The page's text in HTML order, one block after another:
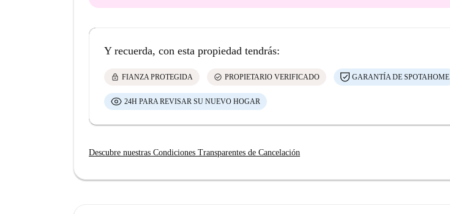
Y recuerda, con esta propiedad tendrás:
lock FIANZA PROTEGIDA check_circle PROPIETARIO VERIFICADO GARANTÍA DE SPOTAHOME
24H PARA REVISAR SU NUEVO HOGAR
Descubre nuestras Condiciones Transparentes de Cancelación